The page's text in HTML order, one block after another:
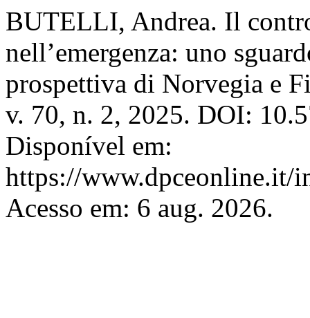
BUTELLI, Andrea. Il
nell’emergenza: uno
prospettiva di Norvegia e
v. 70, n. 2, 2025. DOI:
Disponível em:
https://www.dpceonline.it/
Acesso em: 6 aug. 2026.